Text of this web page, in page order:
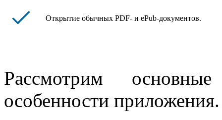
Открытие обычных PDF- и ePub-документов.
Рассмотрим
особенности приложения.